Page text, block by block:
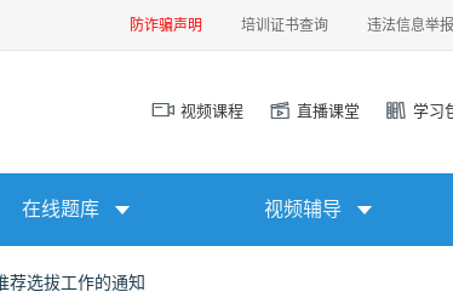
防诈骗声明 培训证书查询 违法信息举报
视频课程 直播课堂 学习
在线题库 视频辅导
荐选拔工作的通知